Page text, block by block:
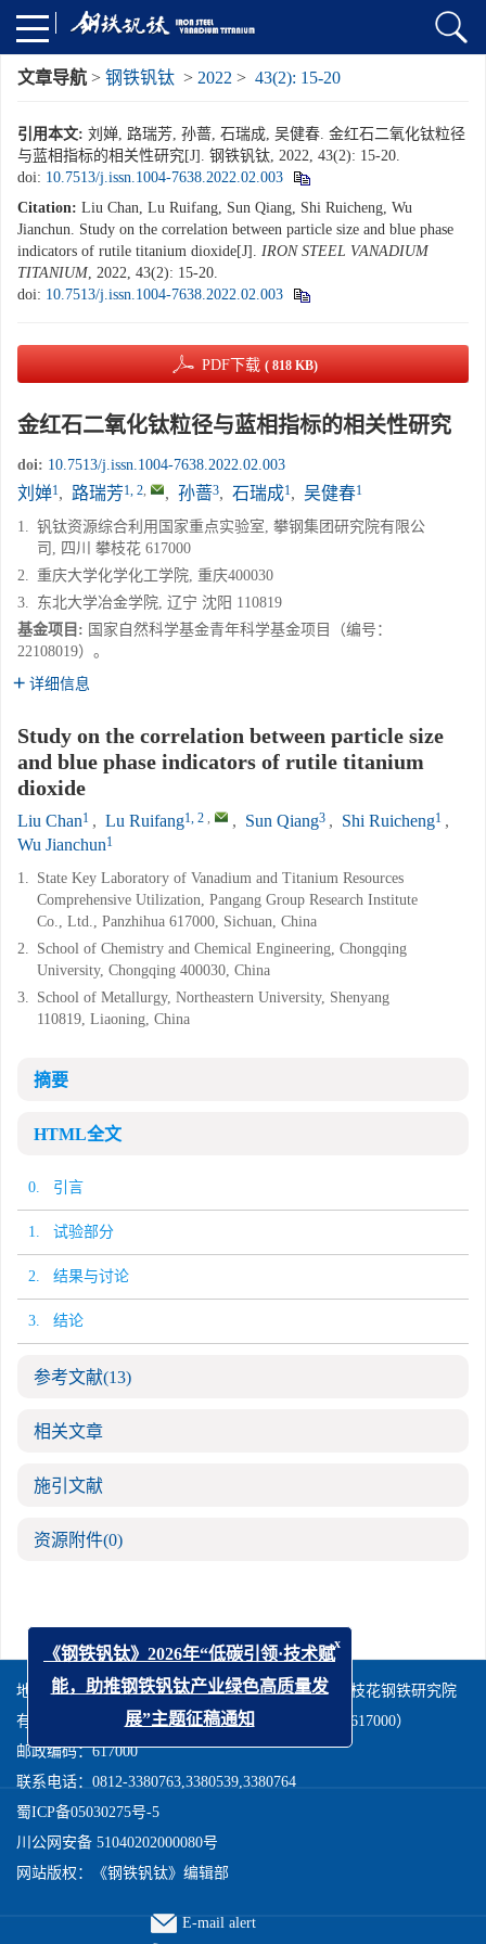
文章导航 > 钢铁钒钛 > 2022 > 43(2): 15-20
引用本文: 刘婵, 路瑞芳, 孙蔷, 石瑞成, 吴健春. 金红石二氧化钛粒径
与蓝相指标的相关性研究[J]. 钢铁钒钛, 2022, 43(2): 15-20.
doi: 10.7513/j.issn.1004-7638.2022.02.003
Citation: Liu Chan, Lu Ruifang, Sun Qiang, Shi Ruicheng, Wu
Jianchun. Study on the correlation between particle size and blue phase
indicators of rutile titanium dioxide[J]. IRON STEEL VANADIUM
TITANIUM, 2022, 43(2): 15-20.
doi: 10.7513/j.issn.1004-7638.2022.02.003
PDF下载 ( 818 KB)
金红石二氧化钛粒径与蓝相指标的相关性研究
doi: 10.7513/j.issn.1004-7638.2022.02.003
刘婵1, 路瑞芳1, 2, , 孙蔷3, 石瑞成1, 吴健春1
1. 钒钛资源综合利用国家重点实验室, 攀钢集团研究院有限公
司, 四川 攀枝花 617000
2. 重庆大学化学化工学院, 重庆400030
3. 东北大学冶金学院, 辽宁 沈阳 110819
基金项目: 国家自然科学基金青年科学基金项目（编号：
22108019）。
详细信息
Study on the correlation between particle size
and blue phase indicators of rutile titanium
dioxide
Liu Chan1 , Lu Ruifang1, 2 , , Sun Qiang3 , Shi Ruicheng1 ,
Wu Jianchun1
1. State Key Laboratory of Vanadium and Titanium Resources
Comprehensive Utilization, Pangang Group Research Institute
Co., Ltd., Panzhihua 617000, Sichuan, China
2. School of Chemistry and Chemical Engineering, Chongqing
University, Chongqing 400030, China
3. School of Metallurgy, Northeastern University, Shenyang
110819, Liaoning, China
摘要
HTML全文
0. 引言
1. 试验部分
2. 结果与讨论
3. 结论
参考文献(13)
相关文章
施引文献
资源附件(0)
地址：四川省攀枝花市东区桃源街90号攀钢集团攀枝花钢铁研究院
有限公司技术发展研究中心《钢铁钒钛》编辑部（617000）
邮政编码：617000
联系电话：0812-3380763,3380539,3380764
蜀ICP备05030275号-5
川公网安备 51040202000080号
网站版权：《钢铁钒钛》编辑部
E-mail alert
《钢铁钒钛》2026年“低碳引领·技术赋
能，助推钢铁钒钛产业绿色高质量发
展”主题征稿通知